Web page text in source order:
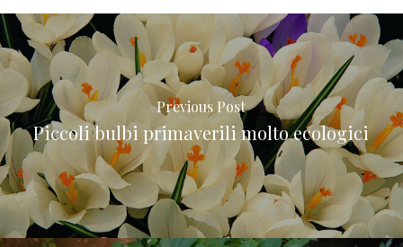
Previous Post
Piccoli bulbi primaverili molto ecologici